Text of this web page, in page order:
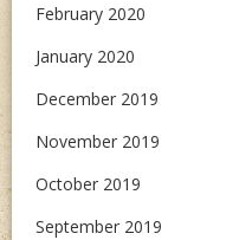
February 2020
January 2020
December 2019
November 2019
October 2019
September 2019